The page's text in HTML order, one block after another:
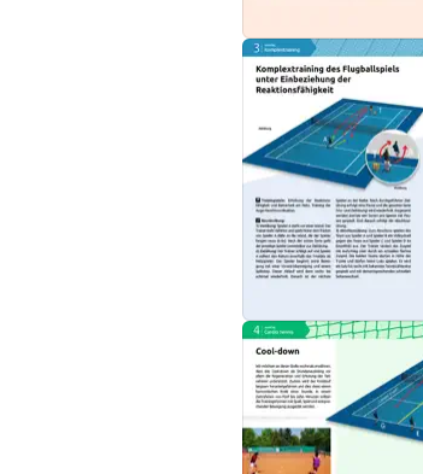
Für die entsprechenden
wirksames Herz-Kreislauf-